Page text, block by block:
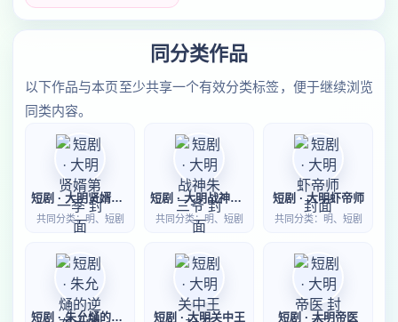
同分类作品
以下作品与本页至少共享一个有效分类标签，便于继续浏览
同类内容。
短剧 · 大明贤婿第一季
共同分类：明、短剧
短剧 · 大明战神朱三爷
共同分类：明、短剧
短剧 · 大明虾帝师
共同分类：明、短剧
短剧 · 朱允熥的逆袭之路 短剧 · 大明关中王 短剧 · 大明帝医